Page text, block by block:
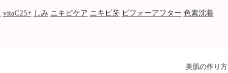
vitaC25+ しみ ニキビケア ニキビ跡 ビフォーアフター 色素沈着
美肌の作り方